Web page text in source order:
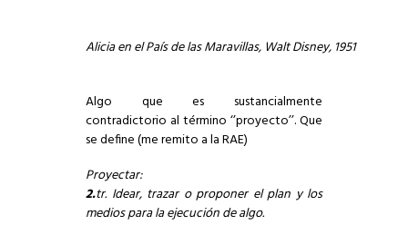
Alicia en el País de las Maravillas, Walt Disney, 1951
Algo que es sustancialmente
contradictorio al término ‘’proyecto’’. Que
se define (me remito a la RAE)
Proyectar:
2.tr. Idear, trazar o proponer el plan y los
medios para la ejecución de algo.